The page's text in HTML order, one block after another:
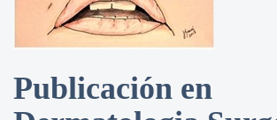
Publicación en